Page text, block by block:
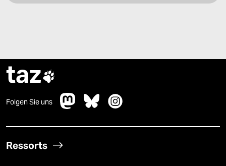
taz
Folgen Sie uns
Ressorts